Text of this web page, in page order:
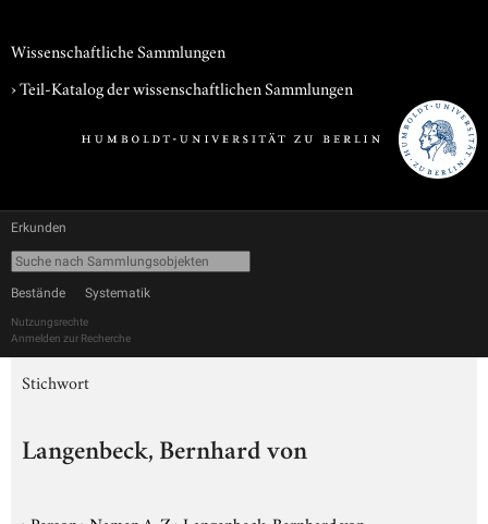
Wissenschaftliche Sammlungen
› Teil-Katalog der wissenschaftlichen Sammlungen
Erkunden
Bestände Systematik
Nutzungsrechte
Anmelden zur Recherche
Stichwort
Langenbeck, Bernhard von